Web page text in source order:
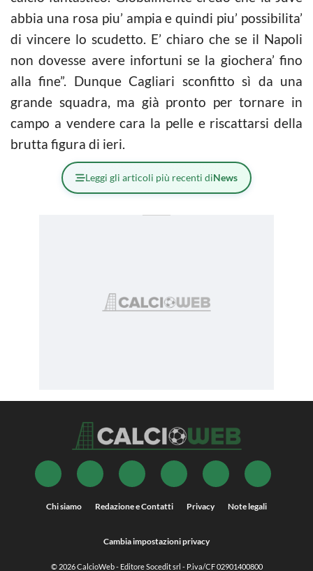
abbia una rosa piu’ ampia e quindi piu’ possibilita’
di vincere lo scudetto. E’ chiaro che se il Napoli
non dovesse avere infortuni se la giochera’ fino
alla fine”. Dunque Cagliari sconfitto sì da una
grande squadra, ma già pronto per tornare in
campo a vendere cara la pelle e riscattarsi della
brutta figura di ieri.
Leggi gli articoli più recenti diNews
Chi siamo Redazione e Contatti Privacy Note legali
Cambia impostazioni privacy
© 2026CalcioWeb- Editore Socedit srl - P.iva/CF 02901400800